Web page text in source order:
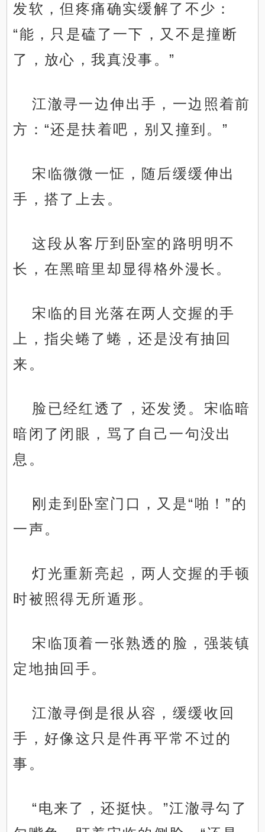
发软，但疼痛确实缓解了不少：
“能，只是磕了一下，又不是撞断
了，放心，我真没事。”
江澈寻一边伸出手，一边照着前
方：“还是扶着吧，别又撞到。”
宋临微微一怔，随后缓缓伸出
手，搭了上去。
这段从客厅到卧室的路明明不
长，在黑暗里却显得格外漫长。
宋临的目光落在两人交握的手
上，指尖蜷了蜷，还是没有抽回
来。
脸已经红透了，还发烫。宋临暗
暗闭了闭眼，骂了自己一句没出
息。
刚走到卧室门口，又是“啪！”的
一声。
灯光重新亮起，两人交握的手顿
时被照得无所遁形。
宋临顶着一张熟透的脸，强装镇
定地抽回手。
江澈寻倒是很从容，缓缓收回
手，好像这只是件再平常不过的
事。
“电来了，还挺快。”江澈寻勾了